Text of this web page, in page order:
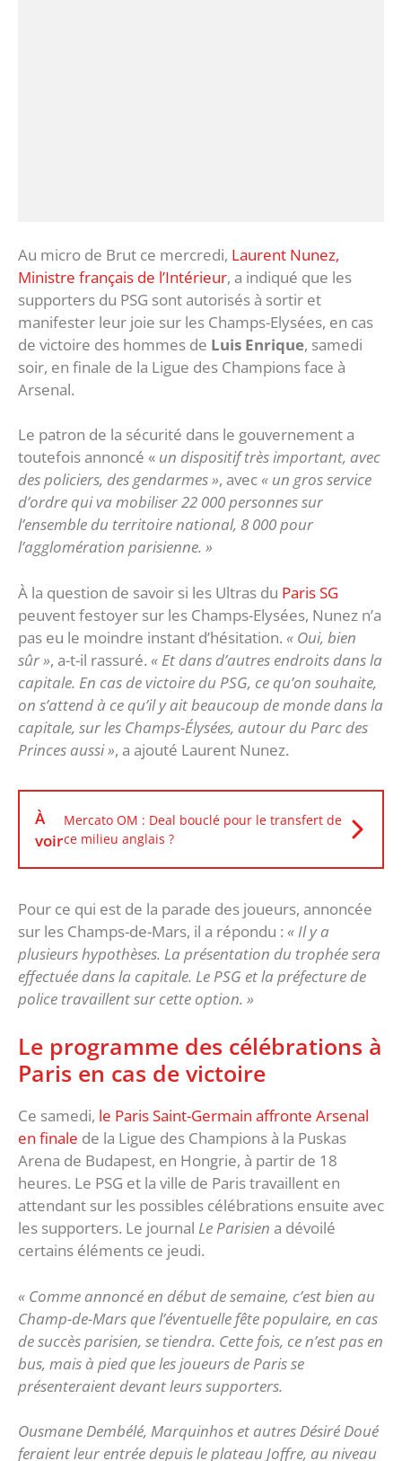
Au micro de Brut ce mercredi, Laurent Nunez,
Ministre français de l’Intérieur, a indiqué que les
supporters du PSG sont autorisés à sortir et
manifester leur joie sur les Champs-Elysées, en cas
de victoire des hommes de Luis Enrique, samedi
soir, en finale de la Ligue des Champions face à
Arsenal.
Le patron de la sécurité dans le gouvernement a
toutefois annoncé « un dispositif très important, avec
des policiers, des gendarmes », avec« un gros service
d’ordre qui va mobiliser 22 000 personnes sur
l’ensemble du territoire national, 8 000 pour
l’agglomération parisienne. »
À la question de savoir si les Ultras du Paris SG
peuvent festoyer sur les Champs-Elysées, Nunez n’a
pas eu le moindre instant d’hésitation. « Oui, bien
sûr », a-t-il rassuré. « Et dans d’autres endroits dans la
capitale. En cas de victoire du PSG, ce qu’on souhaite,
on s’attend à ce qu’il y ait beaucoup de monde dans la
capitale, sur les Champs-Élysées, autour du Parc des
Princes aussi », a ajouté Laurent Nunez.
À
voir
Mercato OM : Deal bouclé pour le transfert de
ce milieu anglais ?
Pour ce qui est de la parade des joueurs, annoncée
sur les Champs-de-Mars, il a répondu : « Il y a
plusieurs hypothèses. La présentation du trophée sera
effectuée dans la capitale. Le PSG et la préfecture de
police travaillent sur cette option. »
Le programme des célébrations à
Paris en cas de victoire
Ce samedi, le Paris Saint-Germain affronte Arsenal
en finale de la Ligue des Champions à la Puskas
Arena de Budapest, en Hongrie, à partir de 18
heures. Le PSG et la ville de Paris travaillent en
attendant sur les possibles célébrations ensuite avec
les supporters. Le journal Le Parisien a dévoilé
certains éléments ce jeudi.
« Comme annoncé en début de semaine, c’est bien au
Champ-de-Mars que l’éventuelle fête populaire, en cas
de succès parisien, se tiendra. Cette fois, ce n’est pas en
bus, mais à pied que les joueurs de Paris se
présenteraient devant leurs supporters.
Ousmane Dembélé, Marquinhos et autres Désiré Doué
feraient leur entrée depuis le plateau Joffre, au niveau